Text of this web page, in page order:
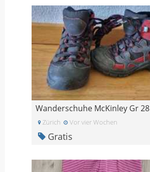
Wanderschuhe McKinley Gr 28
Zürich Vor vier Wochen
Gratis